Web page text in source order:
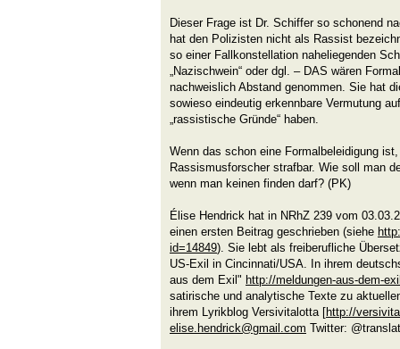
Dieser Frage ist Dr. Schiffer so schonend
hat den Polizisten nicht als Rassist
so einer Fallkonstellation naheliegenden
„Nazischwein“ oder dgl. – DAS wären
nachweislich Abstand genommen. Sie hat
sowieso eindeutig erkennbare Vermutung
„rassistische Gründe“ haben.
Wenn das schon eine Formalbeleidigung
Rassismusforscher strafbar. Wie soll man
wenn man keinen finden darf? (PK)
Élise Hendrick hat in NRhZ 239 vom
einen ersten Beitrag geschrieben (siehe
id=14849). Sie lebt als freiberufliche
US-Exil in Cincinnati/USA. In ihrem
aus dem Exil" http://meldungen-aus-dem-
satirische und analytische Texte zu
ihrem Lyrikblog Versivitalotta [http://
elise.hendrick@gmail.com Twitter: